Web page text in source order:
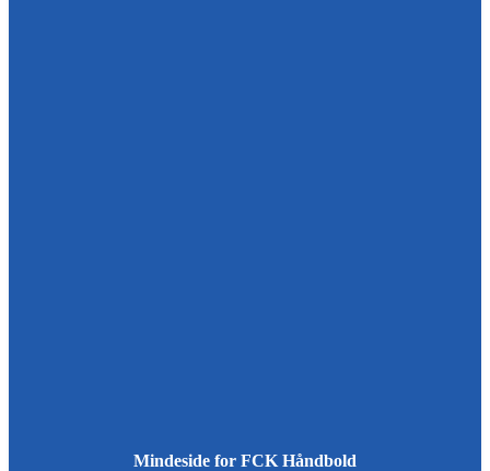
Mindeside for FCK Håndbold